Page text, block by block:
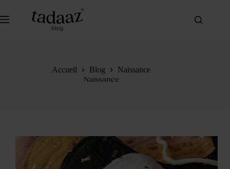
contenu
Accueil Blog
Naissance
Naissance